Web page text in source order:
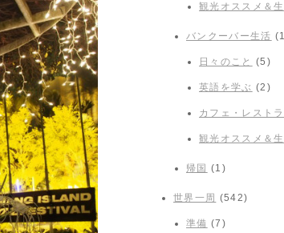
観光オススメ＆
バンクーバー生活
日々のこと (5)
英語を学ぶ (2)
カフェ・レスト
観光オススメ＆
帰国 (1)
世界一周 (542)
準備 (7)